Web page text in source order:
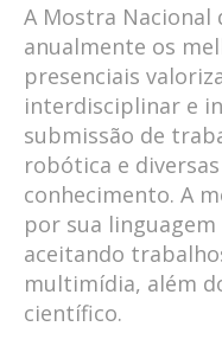
A Mostra Nacional
anualmente os
presenciais
interdisciplinar e
submissão de
robótica e
conhecimento. A
por sua
aceitando
multimídia, além
científico.